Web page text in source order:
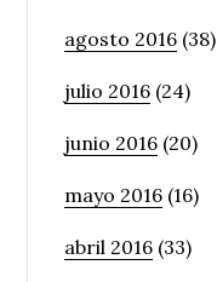
agosto 2016 (38)
julio 2016 (24)
junio 2016 (20)
mayo 2016 (16)
abril 2016 (33)